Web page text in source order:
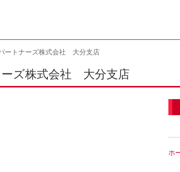
ートナーズ株式会社 大分支店
ズ株式会社 大分支店
ホ